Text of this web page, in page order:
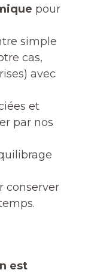
pour
simple
cas,
avec
et
par nos
conserver
est